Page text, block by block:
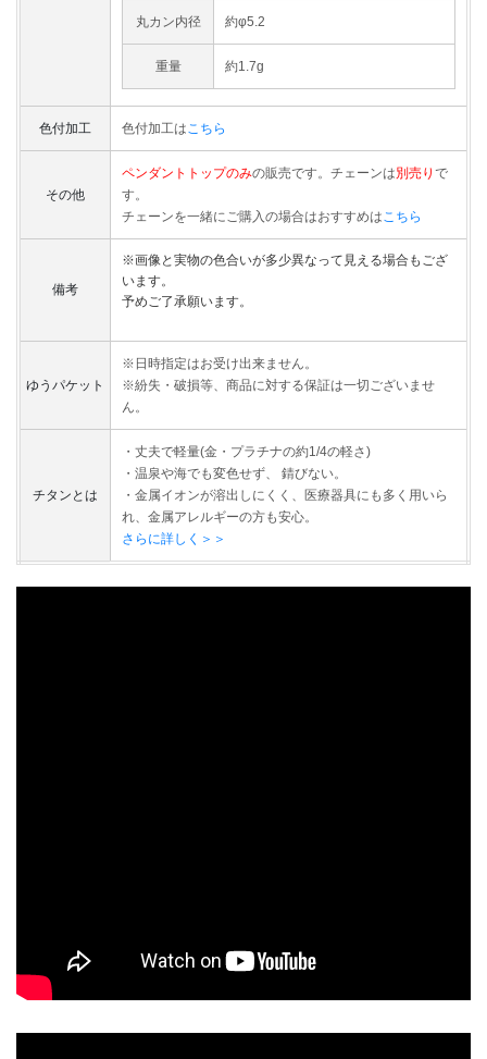
丸カン内径 約φ5.2
重量 約1.7g
色付加工 色付加工はこちら
その他
ペンダントトップのみの販売です。チェーンは別売り で
す。
チェーンを一緒にご購入の場合はおすすめはこちら
備考
※画像と実物の色合いが多少異なって見える場合もござ
います。
予めご了承願います。
ゆうパケット
※日時指定はお受け出来ません。
※紛失・破損等、商品に対する保証は一切ございませ
ん。
チタンとは
・丈夫で軽量(金・プラチナの約1/4の軽さ)
・温泉や海でも変色せず、 錆びない。
・金属イオンが溶出しにくく、医療器具にも多く用いら
れ、金属アレルギーの方も安心。
さらに詳しく＞＞